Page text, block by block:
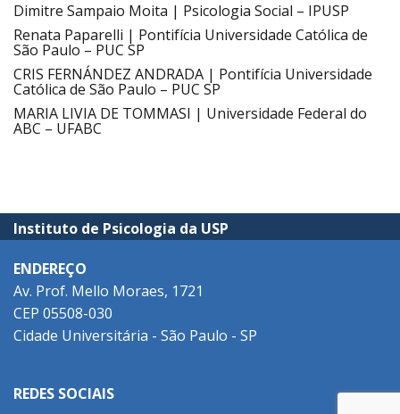
Dimitre Sampaio Moita | Psicologia Social – IPUSP
Renata Paparelli | Pontifícia Universidade Católica de
São Paulo – PUC SP
CRIS FERNÁNDEZ ANDRADA | Pontifícia Universidade
Católica de São Paulo – PUC SP
MARIA LIVIA DE TOMMASI | Universidade Federal do
ABC – UFABC
Instituto de Psicologia da USP
ENDEREÇO
Av. Prof. Mello Moraes, 1721
CEP 05508-030
Cidade Universitária - São Paulo - SP
REDES SOCIAIS